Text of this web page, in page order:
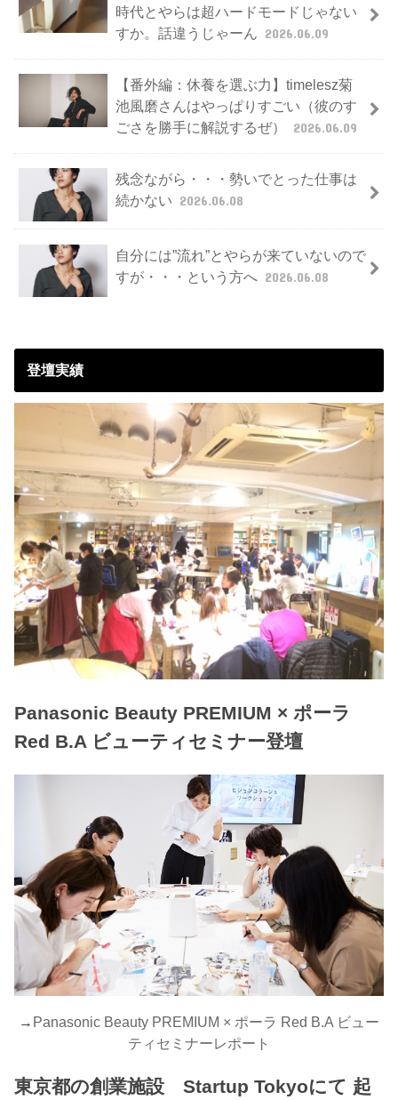
時代とやらは超ハードモードじゃない
すか。話違うじゃーん 2026.06.09
【番外編：休養を選ぶ力】timelesz菊
池風磨さんはやっぱりすごい（彼のす
ごさを勝手に解説するぜ）
2026.06.09
残念ながら・・・勢いでとった仕事は
続かない 2026.06.08
自分には”流れ”とやらが来ていないので
すが・・・という方へ 2026.06.08
登壇実績
Panasonic Beauty PREMIUM × ポーラ
Red B.A ビューティセミナー登壇
→ Panasonic Beauty PREMIUM × ポーラ Red B.A ビュー
ティセミナーレポート
東京都の創業施設 Startup Tokyoにて 起